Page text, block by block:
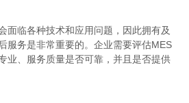
面临各种技术和应用问题，因此拥有及
服务是非常重要的。企业需要评估MES
业、服务质量是否可靠，并且是否提供